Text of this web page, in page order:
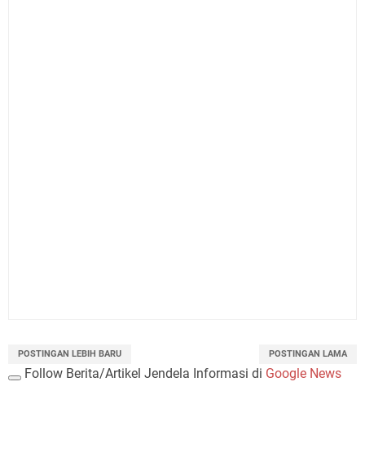
POSTINGAN LEBIH BARU POSTINGAN LAMA
Follow Berita/Artikel Jendela Informasi di Google News